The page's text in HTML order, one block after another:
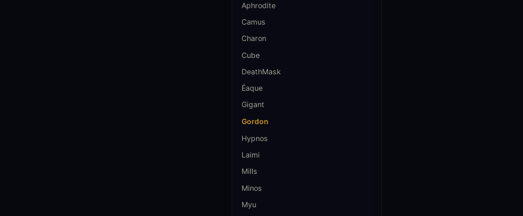
Aphrodite
Camus
Charon
Cube
DeathMask
Éaque
Gigant
Gordon
Hypnos
Laimi
Mills
Minos
Myu